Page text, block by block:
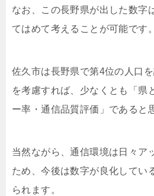
なお、この長野県が出した数字
てはめて考えることが可能です。
佐久市は長野県で第4位の人口
を考慮すれば、少なくとも「県
ー率・通信品質評価」であると
当然ながら、通信環境は日々ア
ため、今後は数字が良化してい
られます。